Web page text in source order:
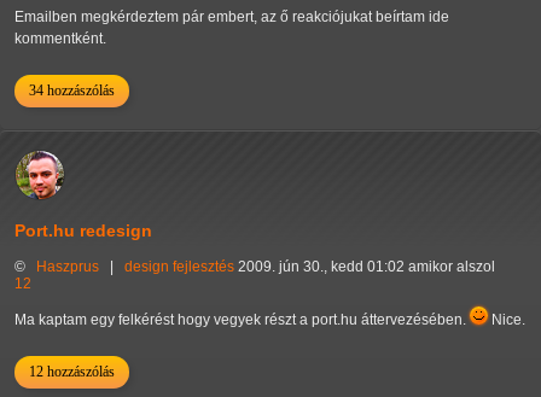
Emailben megkérdeztem pár embert, az ő reakciójukat beírtam ide
kommentként.
34 hozzászólás
Port.hu redesign
© Haszprus | design fejlesztés 2009. jún 30., kedd 01:02 amikor alszol
12
Ma kaptam egy felkérést hogy vegyek részt a port.hu áttervezésében. Nice.
12 hozzászólás